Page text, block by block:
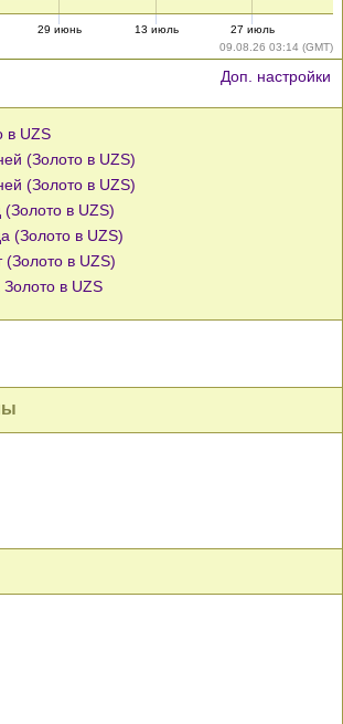
09.08.26 03:14 (GMT)
29 июнь 13 июль 27 июль
Доп. настройки
в UZS
(Золото в UZS)
(Золото в UZS)
(Золото в UZS)
(Золото в UZS)
(Золото в UZS)
в UZS